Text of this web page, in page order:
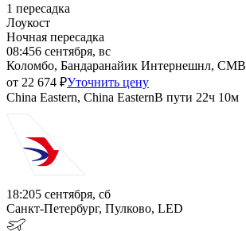
1 пересадка
Лоукост
Ночная пересадка
08:456 сентября, вс
Коломбо, Бандаранайик Интернешнл, CMB
от 22 674 ₽Уточнить цену
China Eastern, China EasternВ пути 22ч 10м
18:205 сентября, сб
Санкт-Петербург, Пулково, LED